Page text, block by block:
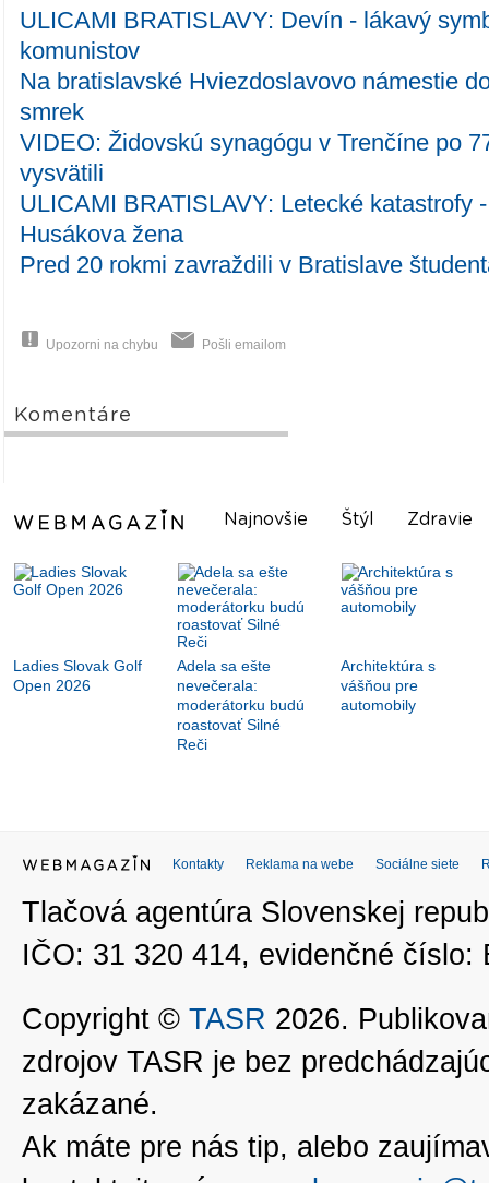
ULICAMI BRATISLAVY: Devín - lákavý
komunistov
Na bratislavské Hviezdoslavovo námestie
smrek
VIDEO: Židovskú synagógu v Trenčíne po
vysvätili
ULICAMI BRATISLAVY: Letecké katastrofy
Husákova žena
Pred 20 rokmi zavraždili v Bratislave
Upozorni na chybu Pošli emailom
Komentáre
Najnovšie Štýl Zdravie
Ladies Slovak Golf
Open 2026
Adela sa ešte
nevečerala:
moderátorku budú
roastovať Silné
Reči
Architektúra s
vášňou pre
automobily
Kontakty Reklama na webe Sociálne siete
Tlačová agentúra Slovenskej
IČO: 31 320 414, evidenčné číslo:
Copyright © TASR 2026.
zdrojov TASR je bez
zakázané.
Ak máte pre nás tip, alebo